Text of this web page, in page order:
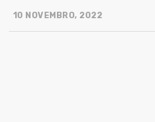
10 NOVEMBRO, 2022